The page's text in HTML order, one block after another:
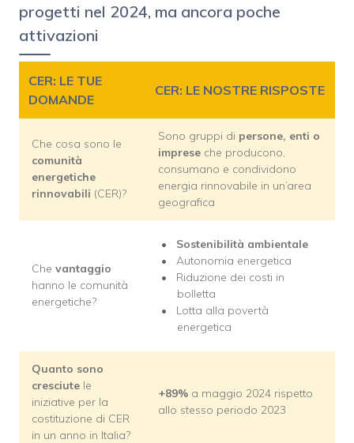
progetti nel 2024, ma ancora poche
attivazioni
CER: LE TUE
DOMANDE
CER: LE NOSTRE RISPOSTE
Che cosa sono le
comunità
energetiche
rinnovabili (CER)?
Sono gruppi di persone, enti o
imprese che producono,
consumano e condividono
energia rinnovabile in un’area
geografica
Che vantaggio
hanno le comunità
energetiche?
Sostenibilità ambientale
Autonomia energetica
Riduzione dei costi in
bolletta
Lotta alla povertà
energetica
Quanto sono
cresciute le
iniziative per la
costituzione di CER
in un anno in Italia?
+89% a maggio 2024 rispetto
allo stesso periodo 2023